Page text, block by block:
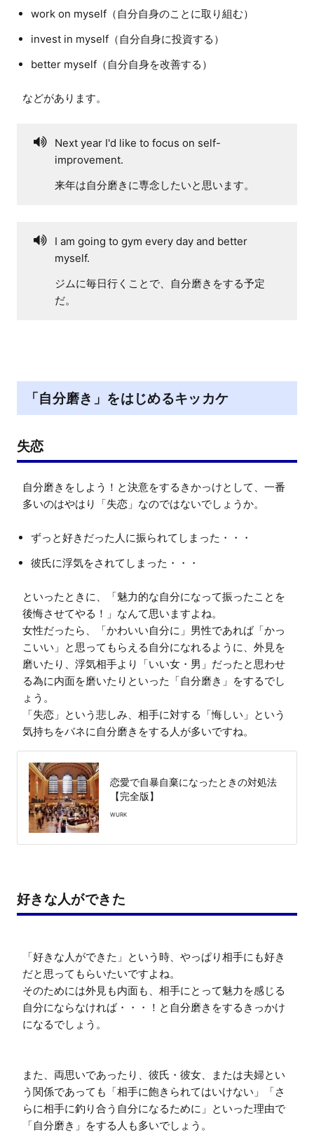
work on myself（自分自身のことに取り組む）
invest in myself（自分自身に投資する）
better myself（自分自身を改善する）
Next year I'd like to focus on self-
improvement.
来年は自分磨きに専念したいと思います。
I am going to gym every day and better
myself.
ジムに毎日行くことで、自分磨きをする予定
だ。
「自分磨き」をはじめるキッカケ
失恋
自分磨きをしよう！と決意をするきかっけとして、一番
ずっと好きだった人に振られてしまった・・・
彼氏に浮気をされてしまった・・・
といったときに、「魅力的な自分になって振ったことを
後悔させてやる！」なんて思いますよね。
女性だったら、「かわいい自分に」男性であれば「かっ
こいい」と思ってもらえる自分になれるように、外見を
磨いたり、浮気相手より「いい女・男」だったと思わせ
る為に内面を磨いたりといった「自分磨き」をするでし
ょう。
「失恋」という悲しみ、相手に対する「悔しい」という
恋愛で自暴自棄になったときの対処法
【完全版】
WURK
好きな人ができた
「好きな人ができた」という時、やっぱり相手にも好き
だと思ってもらいたいですよね。
そのためには外見も内面も、相手にとって魅力を感じる
自分にならなければ・・・！と自分磨きをするきっかけ
になるでしょう。
また、両思いであったり、彼氏・彼女、または夫婦とい
う関係であっても「相手に飽きられてはいけない」「さ
らに相手に釣り合う自分になるために」といった理由で
「自分磨き」をする人も多いでしょう。